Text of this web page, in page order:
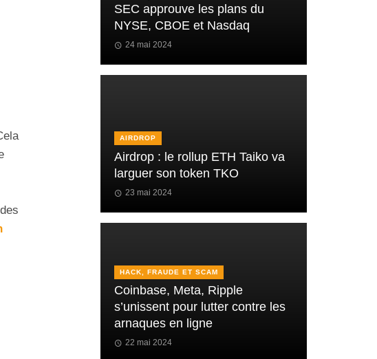
SEC approuve les plans du
NYSE, CBOE et Nasdaq
24 mai 2024
AIRDROP
Airdrop : le rollup ETH Taiko va
larguer son token TKO
23 mai 2024
HACK, FRAUDE ET SCAM
Coinbase, Meta, Ripple
s’unissent pour lutter contre les
arnaques en ligne
22 mai 2024